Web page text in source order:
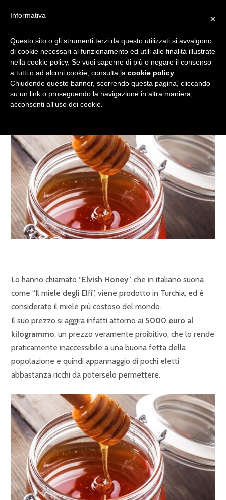
IL MIELE PIÙ CARO DEL
MONDO? VIENE DALLA
TURCHIA E COSTA…
Lo hanno chiamato “Elvish Honey”, che in italiano suona
come “Il miele degli Elfi”, viene prodotto in Turchia, ed è
considerato il miele più costoso del mondo.
Il suo prezzo si aggira infatti attorno ai 5000 euro al
kilogrammo, un prezzo veramente proibitivo, che lo rende
praticamente inaccessibile a una buona fetta della
popolazione e quindi appannaggio di pochi eletti
abbastanza ricchi da poterselo permettere.
×
Informativa
Questo sito o gli strumenti terzi da questo utilizzati si avvalgono
di cookie necessari al funzionamento ed utili alle finalità illustrate
nella cookie policy. Se vuoi saperne di più o negare il consenso
a tutti o ad alcuni cookie, consulta la cookie policy
Chiudendo questo banner, scorrendo questa pagina, cliccando
su un link o proseguendo la navigazione in altra maniera,
acconsenti all’uso dei cookie.